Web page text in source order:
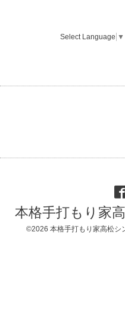
Select Language ▼
本格手打もり家
©2026 本格手打もり家高松シ